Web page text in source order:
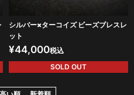
シルバー×ターコイズ ビーズブレスレ
ット
¥44,000税込
SOLD OUT